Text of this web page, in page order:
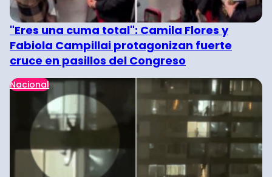
"Eres una cuma total": Camila Flores y
Fabiola Campillai protagonizan fuerte
cruce en pasillos del Congreso
Nacional